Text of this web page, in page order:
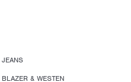
JEANS
BLAZER & WESTEN